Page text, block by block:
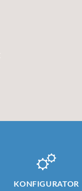
KONFIGURATOR